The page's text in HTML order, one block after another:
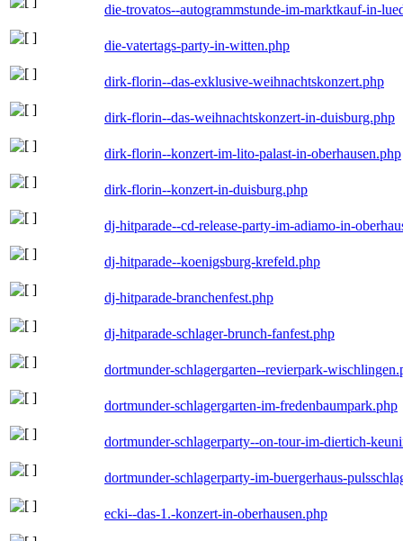
die-trovatos--autogrammstunde-im-marktkauf-in-
die-vatertags-party-in-witten.php
dirk-florin--das-exklusive-weihnachtskonzert.php
dirk-florin--das-weihnachtskonzert-in-duisburg.php
dirk-florin--konzert-im-lito-palast-in-oberhausen.php
dirk-florin--konzert-in-duisburg.php
dj-hitparade--cd-release-party-im-adiamo-in-
dj-hitparade--koenigsburg-krefeld.php
dj-hitparade-branchenfest.php
dj-hitparade-schlager-brunch-fanfest.php
dortmunder-schlagergarten--revierpark-
dortmunder-schlagergarten-im-fredenbaumpark.php
dortmunder-schlagerparty--on-tour-im-diertich-
dortmunder-schlagerparty-im-buergerhaus-
ecki--das-1.-konzert-in-oberhausen.php